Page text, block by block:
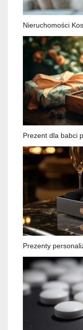
Nieruchomości
Prezent dla babci
Prezenty